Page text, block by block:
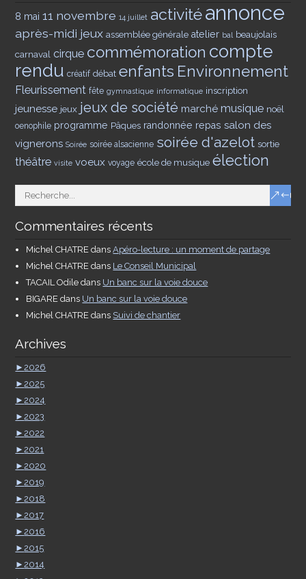
8 mai 11 novembre 14 juillet activitéannonce
après-midi jeux assemblée générale atelier bal beaujolais
carnaval cirque commémoration compte
rendu créatif débat enfants Environnement
Fleurissement fête gymnastique informatique inscription
jeunesse jeux jeux de société marché musique noël
oenophile programme Pâques randonnée repas salon des
vignerons Soirée soirée alsacienne soirée d'azelot sortie
théâtre visite voeux voyage école de musique élection
Commentaires récents
Michel CHATRE dansApéro-lecture : un moment de partage
Michel CHATRE dans Le Conseil Municipal
TACAIL Odile dans Un banc sur la voie douce
BIGARE dans Un banc sur la voie douce
Michel CHATRE dans Suivi de chantier
Archives
►2026
►2025
►2024
►2023
►2022
►2021
►2020
►2019
►2018
►2017
►2016
►2015
►2014